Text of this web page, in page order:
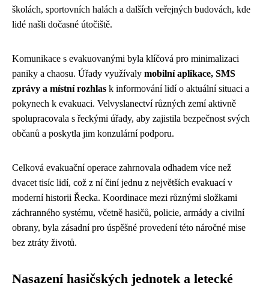
školách, sportovních halách a dalších veřejných budovách, kde
lidé našli dočasné útočiště.
Komunikace s evakuovanými byla klíčová pro minimalizaci
paniky a chaosu. Úřady využívaly mobilní aplikace, SMS
zprávy a místní rozhlas k informování lidí o aktuální situaci a
pokynech k evakuaci. Velvyslanectví různých zemí aktivně
spolupracovala s řeckými úřady, aby zajistila bezpečnost svých
občanů a poskytla jim konzulární podporu.
Celková evakuační operace zahrnovala odhadem více než
dvacet tisíc lidí, což z ní činí jednu z největších evakuací v
moderní historii Řecka. Koordinace mezi různými složkami
záchranného systému, včetně hasičů, policie, armády a civilní
obrany, byla zásadní pro úspěšné provedení této náročné mise
bez ztráty životů.
Nasazení hasičských jednotek a letecké